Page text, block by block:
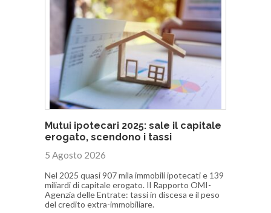
Mutui ipotecari 2025: sale il capitale
erogato, scendono i tassi
5 Agosto 2026
Nel 2025 quasi 907 mila immobili ipotecati e 139
miliardi di capitale erogato. Il Rapporto OMI-
Agenzia delle Entrate: tassi in discesa e il peso
del credito extra-immobiliare.